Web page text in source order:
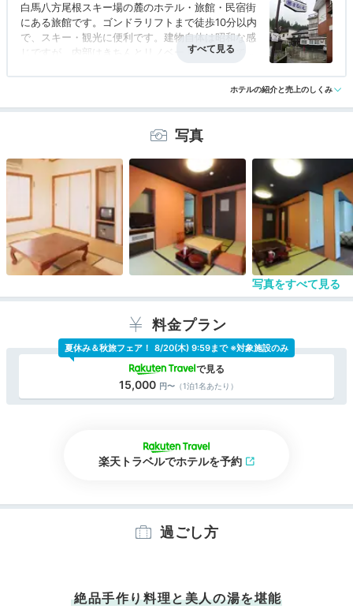
アルカリ性単純泉の美肌の湯をかけ流しで贅沢に堪能
自然な寝姿勢をキープするマットレスで、ぐっすり快眠
白馬八方尾根スキー場の麓のホテル・旅館・民宿街
にある旅館です。ゴンドラリフトまで徒歩10分以内
で、スキー・観光に便利です。建物自体は昭和な感
じですが、内部はきちんとリノベートされていて快
金でこの食事内容は驚愕です。スタッフの対応も丁
寧で好感が持て、次回白馬八方に来る際もここを選
アクセス 4.5 コスパ 5.0 客室 4.5 接客対応 5.0 風呂 4.0
ホテルの紹介と売上のしくみ
写真
写真をすべて見る
料金プラン
15,000 （1泊1名あたり）
夏休み＆秋旅フェア！ 8/20(木) 9:59まで ※対象施設のみ
楽天トラベルでホテルを予約
過ごし方
絶品手作り料理と美人の湯を堪能